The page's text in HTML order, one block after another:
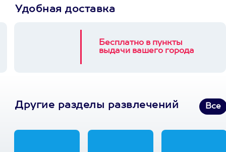
Удобная доставка
Бесплатно в пункты
выдачи вашего города
Другие разделы развлечений Все